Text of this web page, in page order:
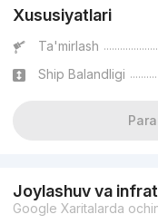
Xususiyatlari
Ta'mirlash
Ship Balandligi
Joylashuv va
Google Xaritalarda